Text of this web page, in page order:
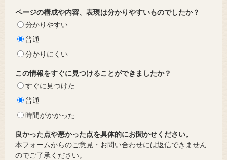
ページの構成や内容、表現は分かりやすいものでしたか？
分かりやすい
普通
分かりにくい
この情報をすぐに見つけることができましたか？
すぐに見つけた
普通
時間がかかった
良かった点や悪かった点を具体的にお聞かせください。
本フォームからのご意見・お問い合わせには返信できません
のでご了承ください。